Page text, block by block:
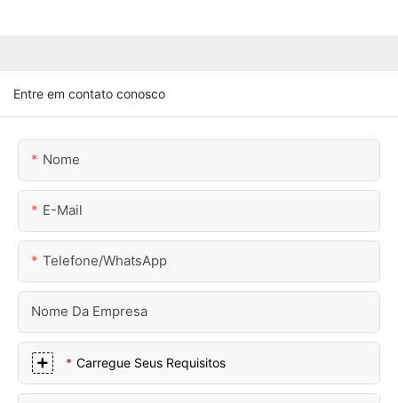
Entre em contato conosco
Nome
E-Mail
Telefone/WhatsApp
Nome Da Empresa
Carregue Seus Requisitos